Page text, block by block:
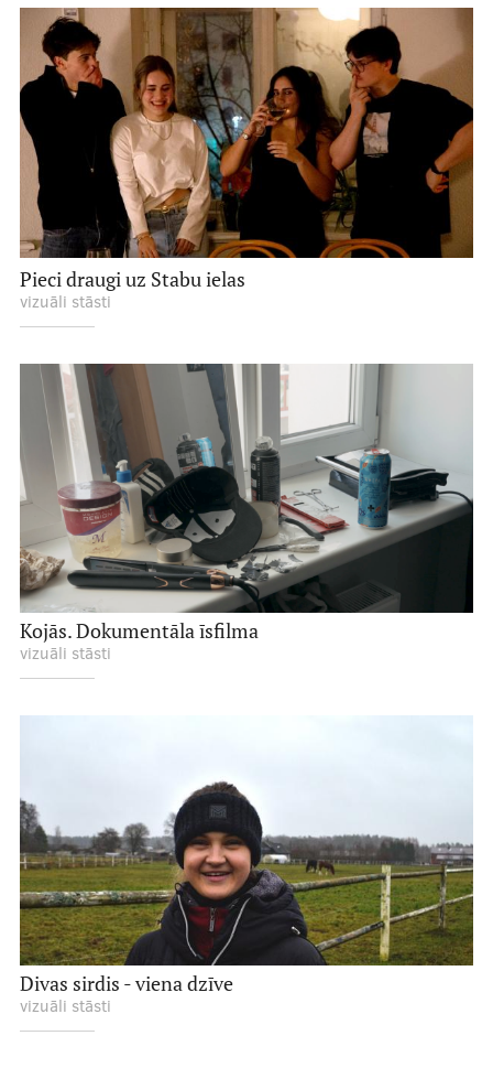
Pieci draugi uz Stabu ielas
vizuāli stāsti
Kojās. Dokumentāla īsfilma
vizuāli stāsti
Divas sirdis - viena dzīve
vizuāli stāsti